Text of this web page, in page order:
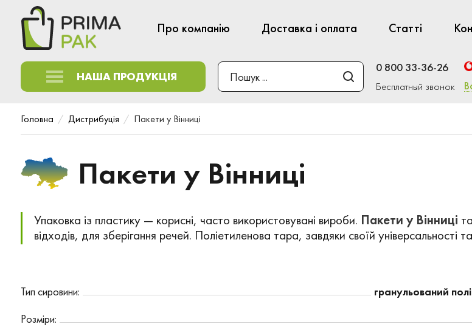
Про компанію Доставка і оплата Статті
НАША ПРОДУКЦІЯ
0 800 33-36-26
Бесплатный звонок
Головна Дистрибуція Пакети у Вінниці
Пакети у Вінниці
Упаковка із пластику — корисні, часто використовувані вироби. Пакети у Вінниці
відходів, для зберігання речей. Поліетиленова тара, завдяки своїй універсальності
Тип сировини:
гранульований
Розміри: